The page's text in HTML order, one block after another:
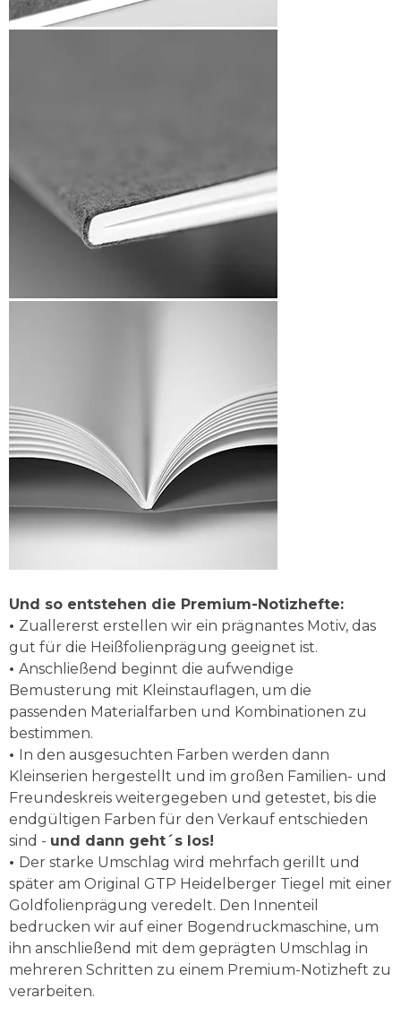
Und so entstehen die Premium-Notizhefte:
• Zuallererst erstellen wir ein prägnantes Motiv, das
gut für die Heißfolienprägung geeignet ist.
• Anschließend beginnt die aufwendige
Bemusterung mit Kleinstauflagen, um die
passenden Materialfarben und Kombinationen zu
bestimmen.
•
In den ausgesuchten Farben werden dann
Kleinserien hergestellt und im großen Familien- und
Freundeskreis weitergegeben und getestet, bis die
endgültigen Farben für den Verkauf entschieden
sind - und dann geht´s los!
• Der starke Umschlag wird mehrfach gerillt und
später am Original GTP Heidelberger Tiegel mit einer
Goldfolienprägung veredelt. Den Innenteil
bedrucken wir auf einer Bogendruckmaschine, um
ihn anschließend mit dem geprägten Umschlag in
mehreren Schritten zu einem Premium-Notizheft zu
verarbeiten.